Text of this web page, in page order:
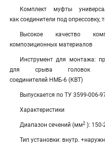
Комплект муфты
как соединители под опрессовку,
Высокое качество
композиционных материалов
Инструмент для монтажа:
для срыва головок
соединителей НМБ-6 (КВТ)
Выпускается по ТУ 3599-006-
Характеристики
Диапазон сечений (мм2 ): 150-
Тип установки: внутр.